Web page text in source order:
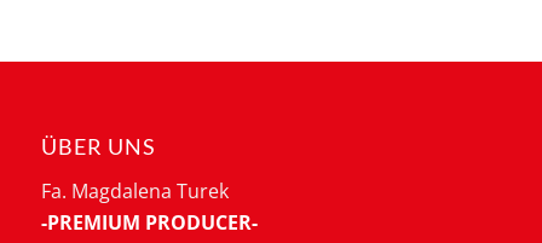
ÜBER UNS
Fa. Magdalena Turek
-PREMIUM PRODUCER-